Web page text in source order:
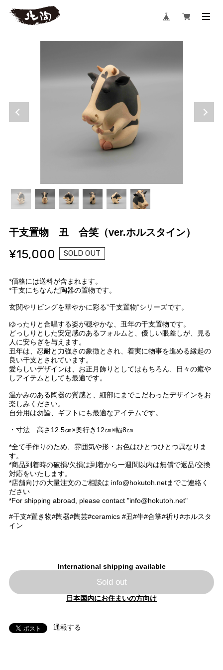
干支置物 丑 合笑（ver.ホルスタイン）
¥15,000 SOLD OUT
*価格には送料が含まれます。
*干支にちなんだ陶器の置物です。
玄関やリビングを華やかに彩る”干支置物”シリーズです。
ゆったりと合唱する姿が穏やかな、丑年の干支置物です。
どっしりとした安定感のあるフォルムと、優しい眼差しが、見る
人に安らぎを与えます。
丑年は、忍耐と力強さの象徴とされ、着実に物事を進める縁起の
良い干支とされています。
愛らしいデザインは、お正月飾りとしてはもちろん、日々の癒や
しアイテムとしても最適です。
温かみのある陶器の質感と、細部にまでこだわったデザインをお
楽しみください。
自分用は勿論、ギフトにも最適なアイテムです。
・寸法 高さ12.5㎝×奥行き12㎝×幅8㎝
*全て手作りのため、雰囲気や形・お色はひとつひとつ異なりま
す。
*商品到着時の破損/欠損は到着から一週間以内は無償で返品/交換
対応をいたします。
*店舗向けの大量注文のご相談は info@hokutoh.netまでご連絡く
ださい
*For shipping abroad, please contact "info@hokutoh.net"
#干支#置き物#陶器#陶芸#ceramics #丑#牛#合掌#祈り#ホルスタ
イン
International shipping available
Sold out
日本国内にお住まいの方向け
通報する